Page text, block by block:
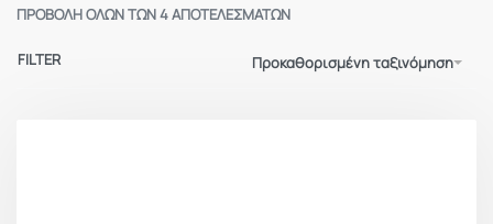
ΠΡΟΒΟΛΉ ΌΛΩΝ ΤΩΝ 4 ΑΠΟΤΕΛΕΣΜΆΤΩΝ
Προκαθορισμένη ταξινόμηση
FILTER